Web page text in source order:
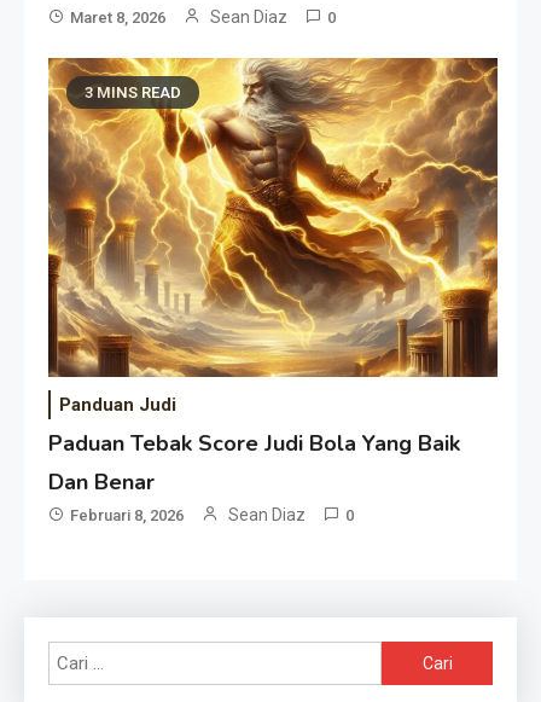
Maret 8, 2026 Sean Diaz 0
3 MINS READ
Panduan Judi
Paduan Tebak Score Judi Bola Yang Baik
Dan Benar
Februari 8, 2026 Sean Diaz 0
untuk: